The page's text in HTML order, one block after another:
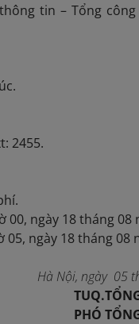
tin – Tổng công
2455.
ngày 18 tháng 08
ngày 18 tháng 08
Hà Nội, ngày 05
PHÓ